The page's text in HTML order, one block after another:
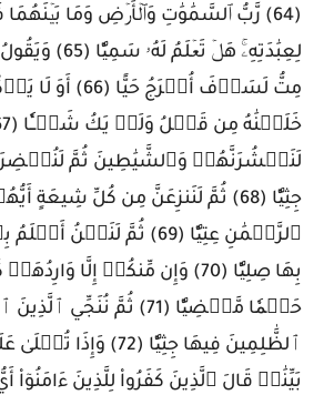
(64) رَّبُّ ٱلسَّمَٰوَٰتِ وَٱلۡأَرۡضِ وَمَا بَيۡنَهُمَا
لِعِبَٰدَتِهِۦۚ هَلۡ
مِتُّ لَسَوۡفَ أُخۡرَجُ
لَنَحۡشُرَنَّهُمۡ وَٱلشَّيَٰطِينَ ثُمَّ
جِثِيّٗا (68) ثُمَّ لَنَنزِعَنَّ مِن كُلِّ شِيعَةٍ
ٱلرَّحۡمَٰنِ عِتِيّٗا (69) ثُمَّ
بِهَا صِلِيّٗا (70) وَإِن مِّنكُمۡ إِلَّا
حَتۡمٗا مَّقۡضِيّٗا (71) ثُمَّ نُنَجِّي
ٱلظَّٰلِمِينَ فِيهَا جِثِيّٗا (72)
بَيِّنَٰتٖ قَالَ ٱلَّذِينَ كَفَرُواْ لِلَّذِينَ